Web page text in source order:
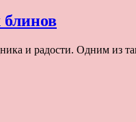
и радости. Одним из